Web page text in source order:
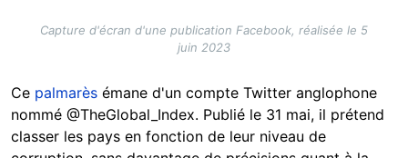
Capture d'écran d'une publication Facebook, réalisée le 5
juin 2023
Ce palmarès émane d'un compte Twitter anglophone
nommé @TheGlobal_Index. Publié le 31 mai, il prétend
classer les pays en fonction de leur niveau de